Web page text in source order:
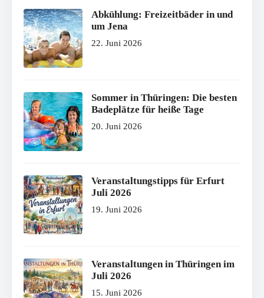
Abkühlung: Freizeitbäder in und
um Jena
22. Juni 2026
Sommer in Thüringen: Die besten
Badeplätze für heiße Tage
20. Juni 2026
Veranstaltungstipps für Erfurt
Juli 2026
19. Juni 2026
Veranstaltungen in Thüringen im
Juli 2026
15. Juni 2026